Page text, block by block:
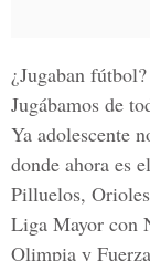
¿Jugaban fútbol?
Jugábamos de
Ya adolescente
donde ahora es
Pilluelos,
Liga Mayor con
Olimpia y